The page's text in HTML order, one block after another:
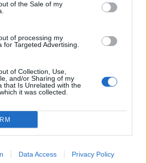
of the Sale of my
of processing my
for Targeted Advertising.
of Collection, Use,
and/or Sharing of my
that Is Unrelated with the
it was collected.
Data Access Privacy Policy
Ακολουθήστε το OLAFAQ